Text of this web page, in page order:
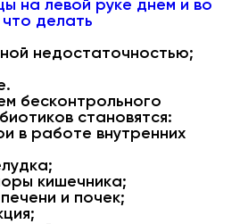
на левой руке днем и во
делать
недостаточностью;
бесконтрольного
становятся:
в работе внутренних
кишечника;
и почек;